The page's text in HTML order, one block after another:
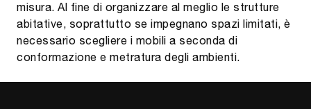
misura. Al fine di organizzare al meglio le strutture
abitative, soprattutto se impegnano spazi limitati, è
necessario scegliere i mobili a seconda di
conformazione e metratura degli ambienti.